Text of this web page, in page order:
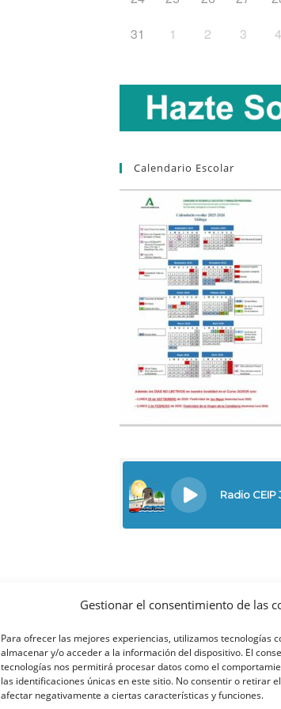
Gestionar el consentimiento de las
Para ofrecer las mejores experiencias, utilizamos tecnologías
almacenar y/o acceder a la información del dispositivo. El
tecnologías nos permitirá procesar datos como el
las identificaciones únicas en este sitio. No consentir o retirar
afectar negativamente a ciertas características y funciones.
31
1 2 3 4
Calendario Escolar